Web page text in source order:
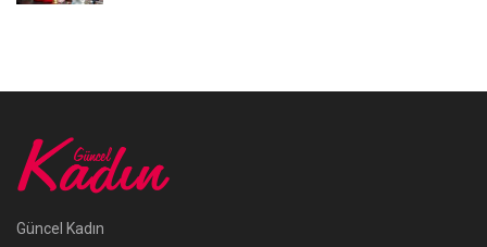
Güncel Kadın